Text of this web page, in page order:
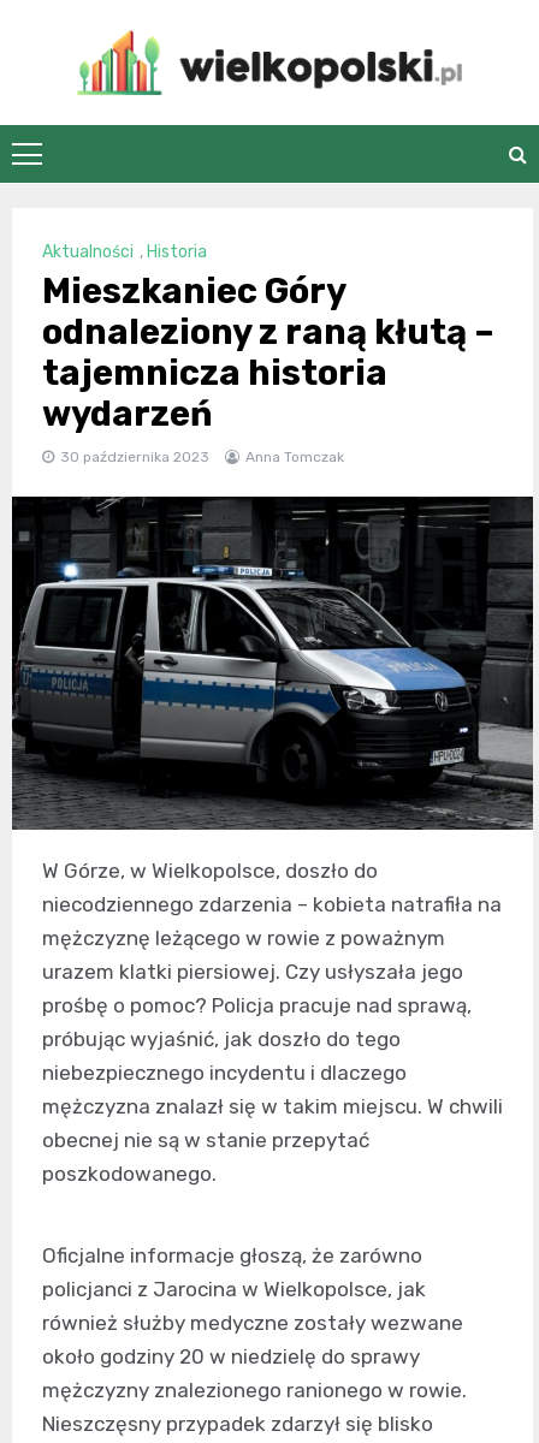
wielkopolski.pl
Aktualności , Historia
Mieszkaniec Góry
odnaleziony z raną kłutą –
tajemnicza historia
wydarzeń
30 października 2023 Anna Tomczak
W Górze, w Wielkopolsce, doszło do
niecodziennego zdarzenia – kobieta natrafiła na
mężczyznę leżącego w rowie z poważnym
urazem klatki piersiowej. Czy usłyszała jego
prośbę o pomoc? Policja pracuje nad sprawą,
próbując wyjaśnić, jak doszło do tego
niebezpiecznego incydentu i dlaczego
mężczyzna znalazł się w takim miejscu. W chwili
obecnej nie są w stanie przepytać
poszkodowanego.
Oficjalne informacje głoszą, że zarówno
policjanci z Jarocina w Wielkopolsce, jak
również służby medyczne zostały wezwane
około godziny 20 w niedzielę do sprawy
mężczyzny znalezionego ranionego w rowie.
Nieszczęsny przypadek zdarzył się blisko